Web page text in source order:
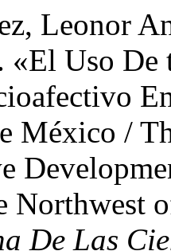
Leonor
«El Uso
México /
Northwest
De Las